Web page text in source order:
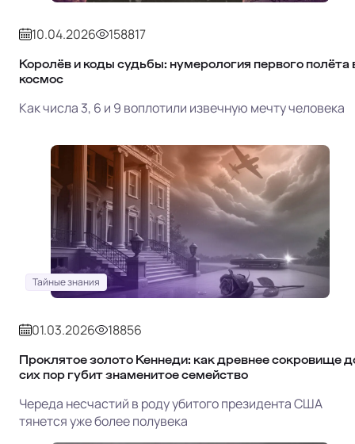
10.04.2026 158817
Королёв и коды судьбы: нумерология первого полёта
космос
Как числа 3, 6 и 9 воплотили извечную мечту человека
Тайные знания
01.03.2026 18856
Проклятое золото Кеннеди: как древнее сокровище
сих пор губит знаменитое семейство
Череда несчастий в роду убитого президента США
тянется уже более полувека